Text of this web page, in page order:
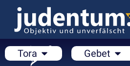
Tora Gebet